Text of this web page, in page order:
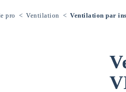
pro < Ventilation < Ventilation par